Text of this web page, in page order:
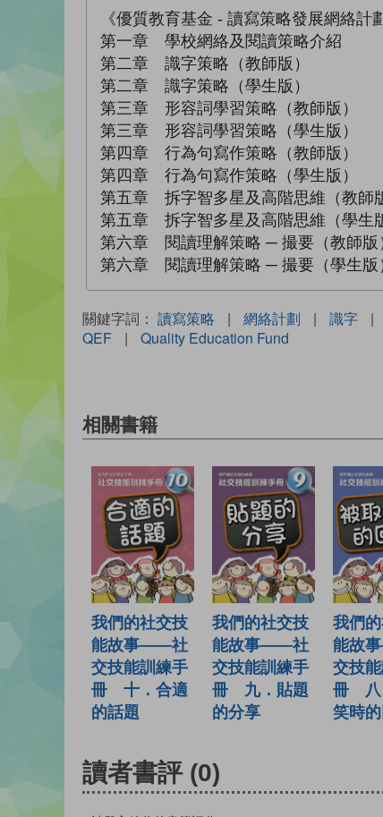
《優質教育基金 - 讀寫策略發展網絡計
第一章 學校網絡及閱讀策略介紹
第二章 識字策略（教師版）
第二章 識字策略（學生版）
第三章 形容詞學習策略（教師版）
第三章 形容詞學習策略（學生版）
第四章 行為句寫作策略（教師版）
第四章 行為句寫作策略（學生版）
第五章 拆字智多星及高階思維（教師
第五章 拆字智多星及高階思維（學生
第六章 閱讀理解策略 ─ 撮要（教師版
第六章 閱讀理解策略 ─ 撮要（學生版
關鍵字詞： 讀寫策略 | 網絡計劃 | 識字 |
QEF
| Quality Education Fund
相關書籍
我們的社交技
能故事——社
交技能訓練手
冊 十．合適
的話題
我們的社交技
能故事——社
交技能訓練手
冊 九．貼題
的分享
我們
能故
交技
冊 八
笑時
讀者書評 (0)